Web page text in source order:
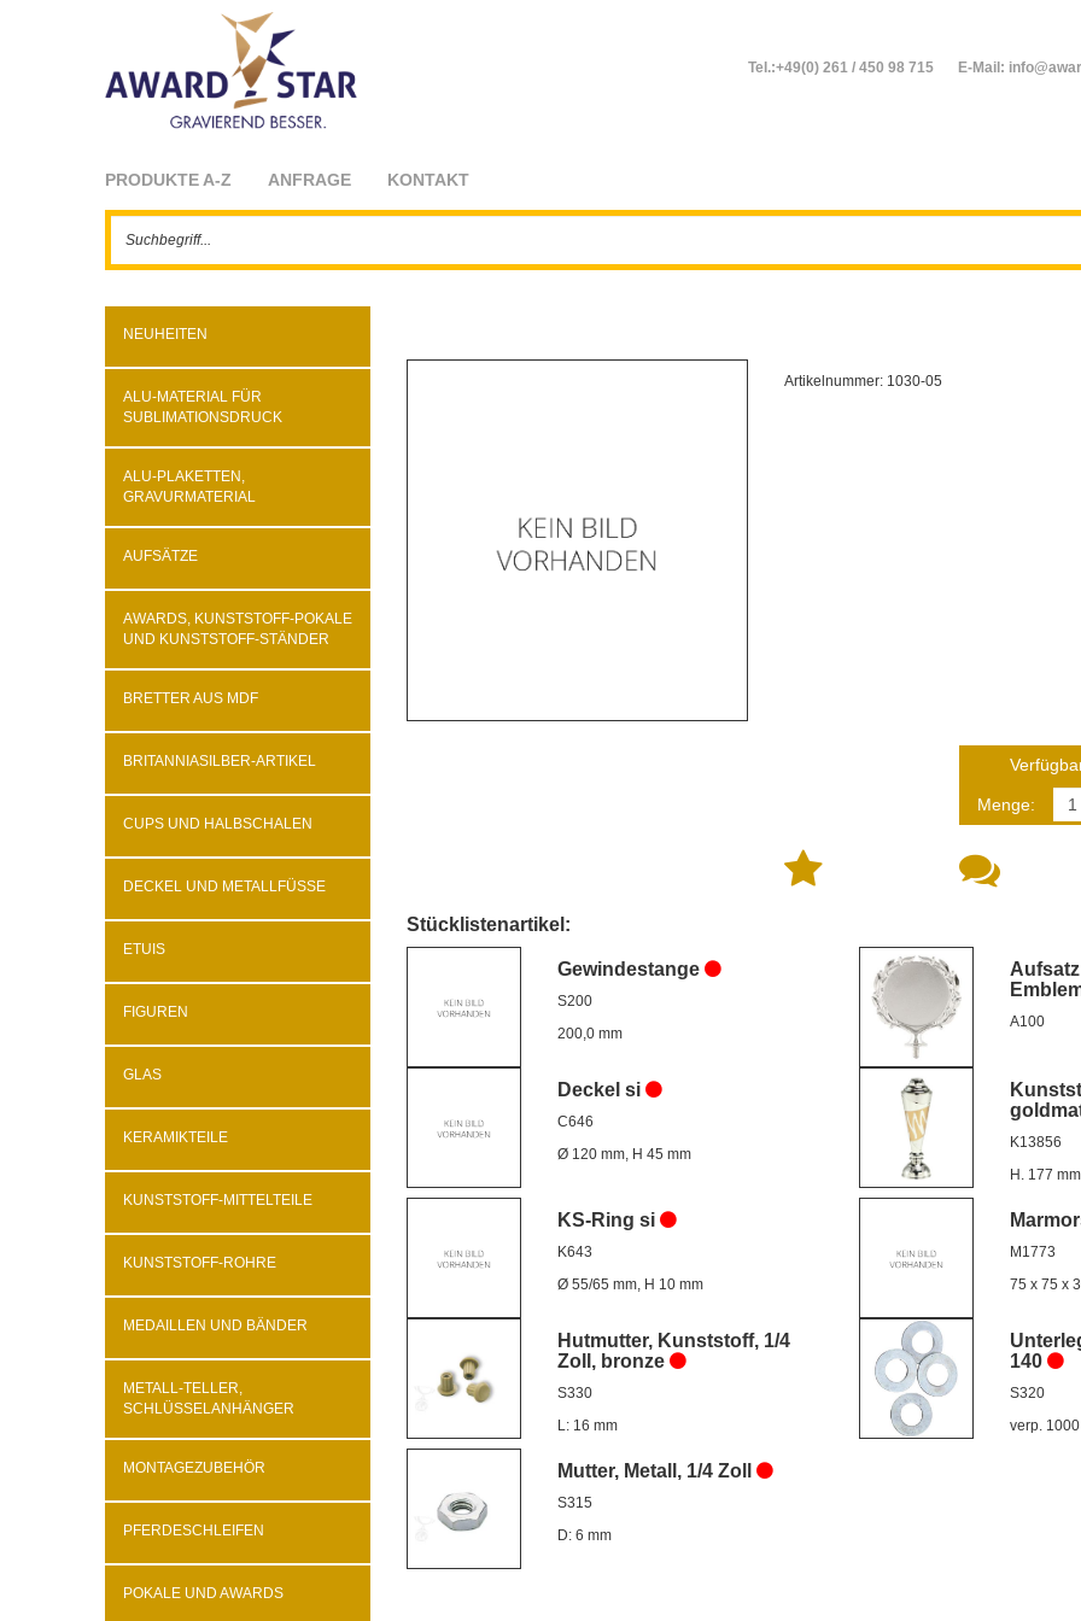
Tel.:+49(0) 261 / 450 98 715 E-Mail:
PRODUKTE A-Z ANFRAGE KONTAKT
NEUHEITEN
ALU-MATERIAL FÜR
SUBLIMATIONSDRUCK
ALU-PLAKETTEN,
GRAVURMATERIAL
AUFSÄTZE
AWARDS, KUNSTSTOFF-POKALE
UND KUNSTSTOFF-STÄNDER
BRETTER AUS MDF
BRITANNIASILBER-ARTIKEL
CUPS UND HALBSCHALEN
DECKEL UND METALLFÜSSE
ETUIS
FIGUREN
GLAS
KERAMIKTEILE
KUNSTSTOFF-MITTELTEILE
KUNSTSTOFF-ROHRE
MEDAILLEN UND BÄNDER
METALL-TELLER,
SCHLÜSSELANHÄNGER
MONTAGEZUBEHÖR
PFERDESCHLEIFEN
POKALE UND AWARDS
Artikelnummer: 1030-05
Menge:
Stücklistenartikel:
Gewindestange
S200
200,0 mm
A100
Deckel si
C646
Ø 120 mm, H 45 mm
K13856
H. 177
KS-Ring si
K643
Ø 55/65 mm, H 10 mm
M1773
75 x 75 x
Hutmutter, Kunststoff, 1/4
Zoll, bronze
S330
L: 16 mm
140
S320
verp.
Mutter, Metall, 1/4 Zoll
S315
D: 6 mm